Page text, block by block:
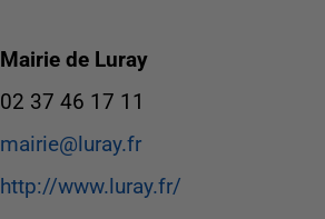
Mairie de Luray
02 37 46 17 11
mairie@luray.fr
http://www.luray.fr/